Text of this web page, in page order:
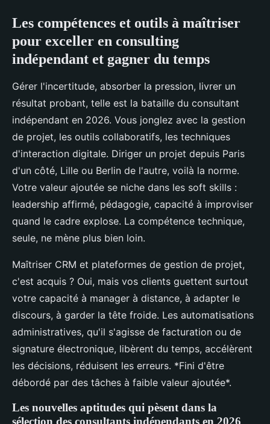
Les compétences et outils à maîtriser
pour exceller en consulting
indépendant et gagner du temps
Gérer l'incertitude, absorber la pression, livrer un
résultat probant, telle est la bataille du consultant
indépendant en 2026. Vous jonglez avec la gestion
de projet, les outils collaboratifs, les techniques
d'interaction digitale. Diriger un projet depuis Paris
d'un côté, Lille ou Berlin de l'autre, voilà la norme.
Votre valeur ajoutée se niche dans les soft skills :
leadership affirmé, pédagogie, capacité à improviser
quand le cadre explose. La compétence technique,
seule, ne mène plus bien loin.
Maîtriser CRM et plateformes de gestion de projet,
c'est acquis ? Oui, mais vos clients guettent surtout
votre capacité à manager à distance, à adapter le
discours, à garder la tête froide. Les automatisations
administratives, qu'il s'agisse de facturation ou de
signature électronique, libèrent du temps, accélèrent
les décisions, réduisent les erreurs. *Fini d'être
débordé par des tâches à faible valeur ajoutée*.
Les nouvelles aptitudes qui pèsent dans la
sélection des consultants indépendants en 2026